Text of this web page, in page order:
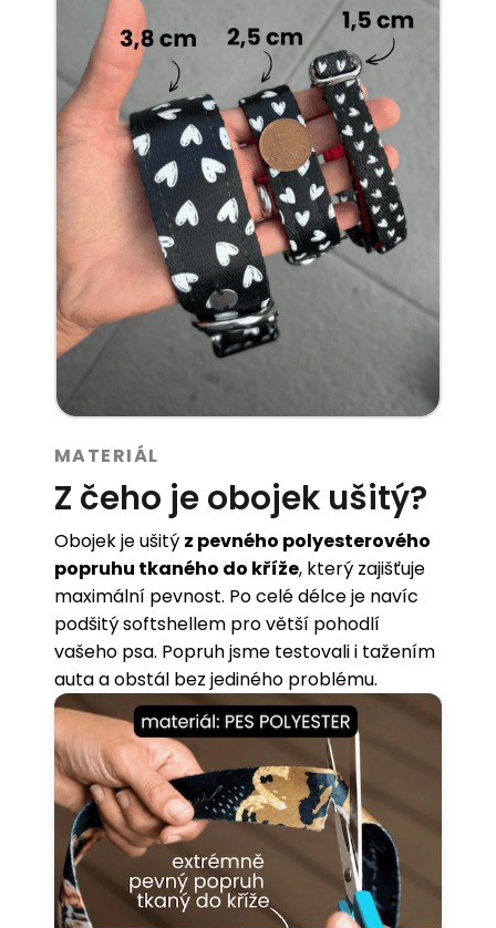
MATERIÁL
Z čeho je obojek ušitý?
Obojek je ušitý z pevného polyesterového
popruhu tkaného do kříže, který zajišťuje
maximální pevnost. Po celé délce je navíc
podšitý softshellem pro větší pohodlí
vašeho psa. Popruh jsme testovali i tažením
auta a obstál bez jediného problému.